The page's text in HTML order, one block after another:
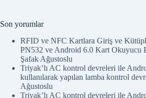
Son yorumlar
RFID ve NFC Kartlara Giriş ve
PN532 ve Android 6.0 Kart Okuyucu
Şafak Ağustoslu
Triyak’lı AC kontrol devreleri ile
kullanılarak yapılan lamba kontrol
Ağustoslu
Triyak’lı AC kontrol devreleri ile